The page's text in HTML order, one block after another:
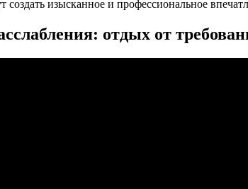
изысканное и профессиональное
отдых от